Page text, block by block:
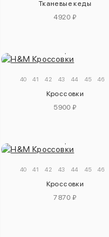
Тканевые кеды
4920 ₽
40 41 42 43 44 45 46
Кроссовки
5900 ₽
40 41 42 43 44 45 46
Кроссовки
7870 ₽